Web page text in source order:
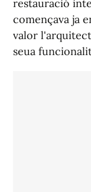
restauració
començava ja
valor
seua